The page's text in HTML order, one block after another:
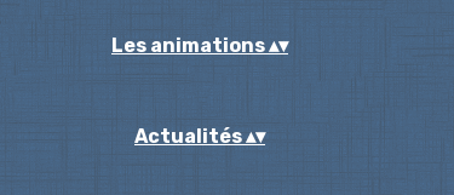
Les animations▴▾
Actualités▴▾